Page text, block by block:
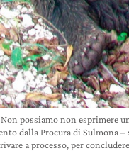
possiamo non esprimere
dalla Procura di Sulmona
a processo, per